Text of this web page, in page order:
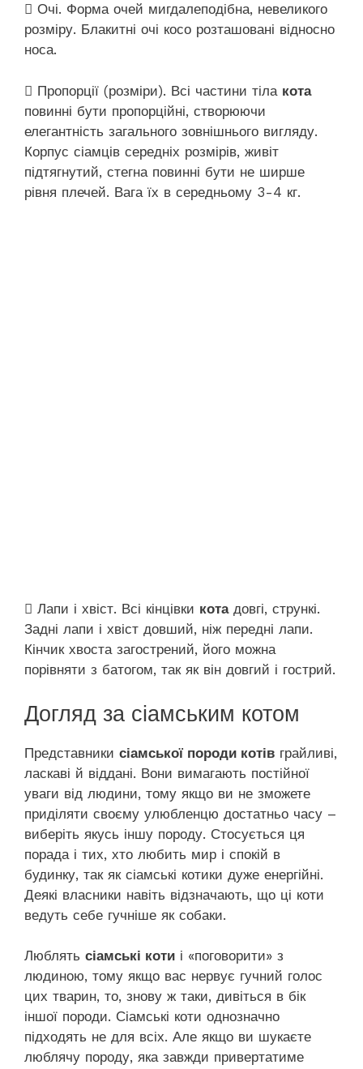
 Очі. Форма очей мигдалеподібна, невеликого
розміру. Блакитні очі косо розташовані відносно
носа.
 Пропорції (розміри). Всі частини тіла кота
повинні бути пропорційні, створюючи
елегантність загального зовнішнього вигляду.
Корпус сіамців середніх розмірів, живіт
підтягнутий, стегна повинні бути не ширше
рівня плечей. Вага їх в середньому 3-4 кг.
 Лапи і хвіст. Всі кінцівки котадовгі, стрункі.
Задні лапи і хвіст довший, ніж передні лапи.
Кінчик хвоста загострений, його можна
порівняти з батогом, так як він довгий і гострий.
Догляд за сіамським котом
Представники сіамської породи котів грайливі,
ласкаві й віддані. Вони вимагають постійної
уваги від людини, тому якщо ви не зможете
приділяти своєму улюбленцю достатньо часу –
виберіть якусь іншу породу. Стосується ця
порада і тих, хто любить мир і спокій в
будинку, так як сіамські котики дуже енергійні.
Деякі власники навіть відзначають, що ці коти
ведуть себе гучніше як собаки.
Люблять сіамські коти і «поговорити» з
людиною, тому якщо вас нервує гучний голос
цих тварин, то, знову ж таки, дивіться в бік
іншої породи. Сіамські коти однозначно
підходять не для всіх. Але якщо ви шукаєте
люблячу породу, яка завжди привертатиме